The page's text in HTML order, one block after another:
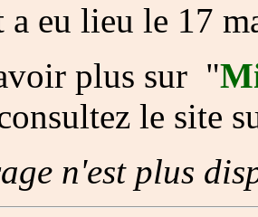
a eu lieu le 17
plus sur "
le site
n'est plus